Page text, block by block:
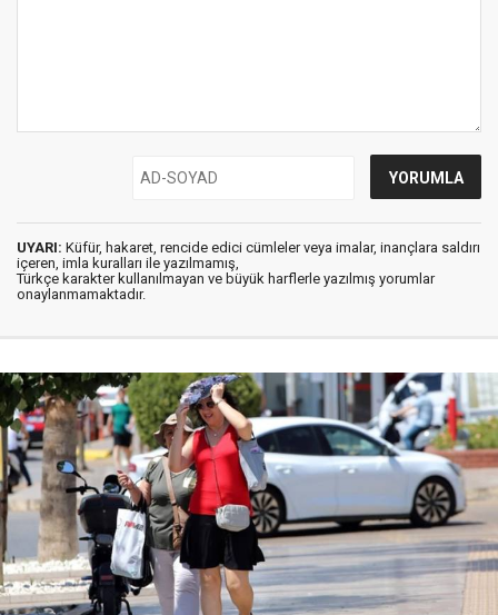
UYARI: Küfür, hakaret, rencide edici cümleler veya imalar, inançlara saldırı
içeren, imla kuralları ile yazılmamış,
Türkçe karakter kullanılmayan ve büyük harflerle yazılmış yorumlar
onaylanmamaktadır.